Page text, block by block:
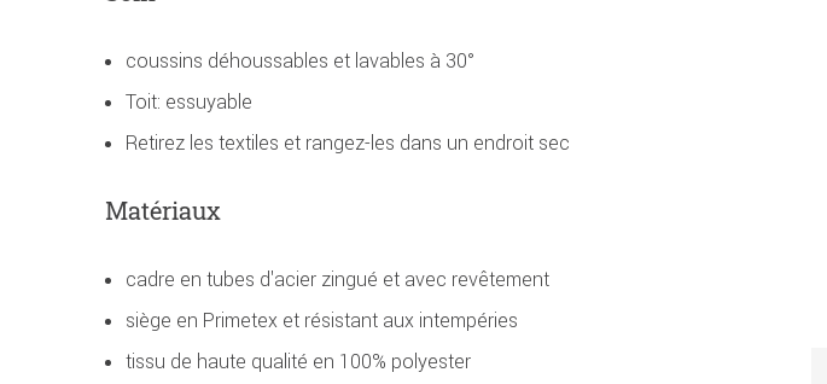
coussins déhoussables et lavables à 30°
Toit: essuyable
Retirez les textiles et rangez-les dans un endroit sec
Matériaux
cadre en tubes d'acier zingué et avec revêtement
siège en Primetex et résistant aux intempéries
tissu de haute qualité en 100% polyester